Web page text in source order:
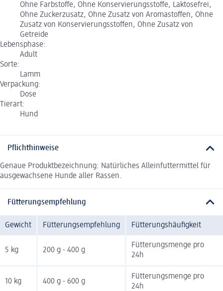
Ohne Farbstoffe, Ohne Konservierungsstoffe, Laktosefrei,
Ohne Zuckerzusatz, Ohne Zusatz von Aromastoffen, Ohne
Zusatz von Konservierungsstoffen, Ohne Zusatz von
Getreide
Lebensphase:
Adult
Sorte:
Lamm
Verpackung:
Dose
Tierart:
Hund
Pflichthinweise
Genaue Produktbezeichnung: Natürliches Alleinfuttermittel für
ausgewachsene Hunde aller Rassen.
Fütterungsempfehlung
Gewicht Fütterungsempfehlung Fütterungshäufigkeit
5 kg 200 g - 400 g
Fütterungsmenge pro
24h
10 kg 400 g - 600 g
Fütterungsmenge pro
24h